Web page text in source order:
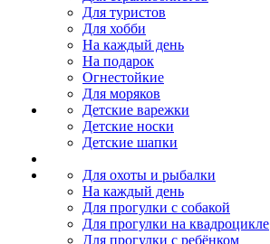
Для туристов
Для хобби
На каждый день
На подарок
Огнестойкие
Для моряков
Детские варежки
Детские носки
Детские шапки
Для охоты и рыбалки
На каждый день
Для прогулки с собакой
Для прогулки на квадроцикле
Для прогулки с ребёнком